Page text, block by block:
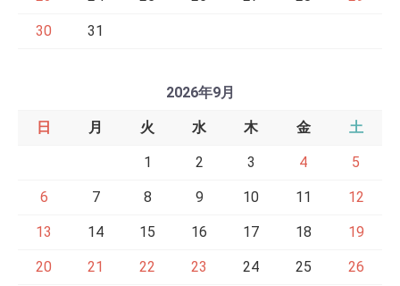
30 31
2026年9月
日 月 火 水 木 金 土
1 2 3 4 5
6 7 8 9 10 11 12
13 14 15 16 17 18 19
20 21 22 23 24 25 26